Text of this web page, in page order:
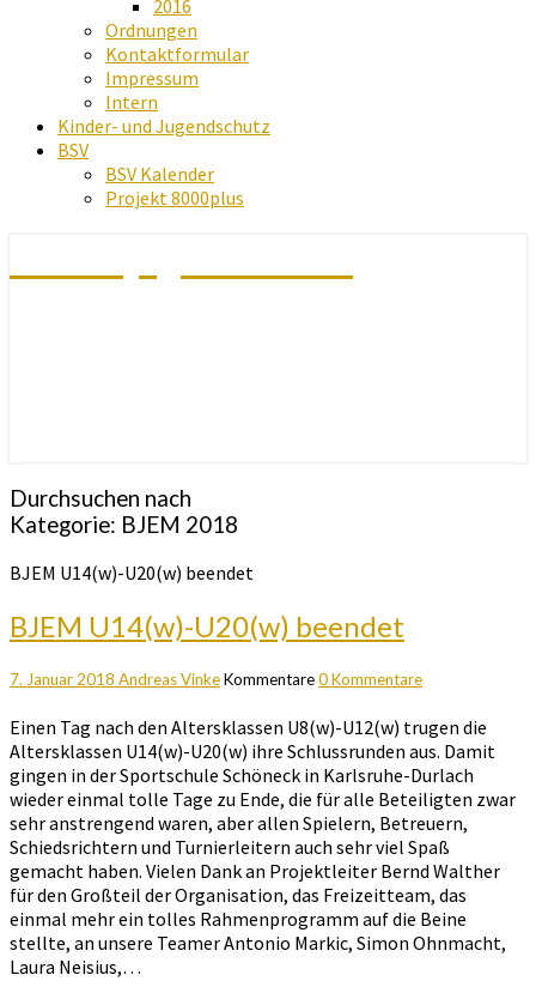
2016
Ordnungen
Kontaktformular
Impressum
Intern
Kinder- und Jugendschutz
BSV
BSV Kalender
Projekt 8000plus
Durchsuchen nach
Kategorie: BJEM 2018
BJEM U14(w)-U20(w) beendet
BJEM U14(w)-U20(w) beendet
7. Januar 2018 Andreas VinkeKommentare0 Kommentare
Einen Tag nach den Altersklassen U8(w)-U12(w) trugen die
Altersklassen U14(w)-U20(w) ihre Schlussrunden aus. Damit
gingen in der Sportschule Schöneck in Karlsruhe-Durlach
wieder einmal tolle Tage zu Ende, die für alle Beteiligten zwar
sehr anstrengend waren, aber allen Spielern, Betreuern,
Schiedsrichtern und Turnierleitern auch sehr viel Spaß
gemacht haben. Vielen Dank an Projektleiter Bernd Walther
für den Großteil der Organisation, das Freizeitteam, das
einmal mehr ein tolles Rahmenprogramm auf die Beine
stellte, an unsere Teamer Antonio Markic, Simon Ohnmacht,
Laura Neisius,…